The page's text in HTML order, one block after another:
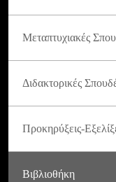
Μεταπτυχιακές
Διδακτορικές
Προκηρύξεις-
Βιβλιοθήκη